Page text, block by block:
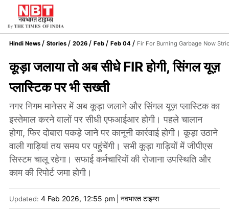
Hindi News Stories 2026 Feb Feb 04 Fir For Burning Garbage Now
कूड़ा जलाया तो अब सीधे FIR होगी, सिंगल यूज़
प्लास्टिक पर भी सख्ती
नगर निगम मानेसर में अब कूड़ा जलाने और सिंगल यूज़ प्लास्टिक का
इस्तेमाल करने वालों पर सीधी एफआईआर होगी। पहले चालान
होगा, फिर दोबारा पकड़े जाने पर कानूनी कार्रवाई होगी। कूड़ा उठाने
वाली गाड़ियां तय समय पर पहुंचेंगी। सभी कूड़ा गाड़ियों में जीपीएस
सिस्टम चालू रहेगा। सफाई कर्मचारियों की रोजाना उपस्थिति और
काम की रिपोर्ट जमा होगी।
Updated: 4 Feb 2026, 12:55 pm नवभारत टाइम्स